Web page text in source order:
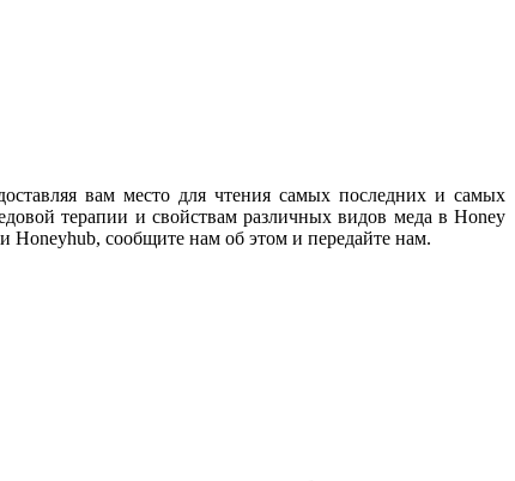
вам место для чтения самых последних и самых
терапии и свойствам различных видов меда в Honey
Honeyhub, сообщите нам об этом и передайте нам.